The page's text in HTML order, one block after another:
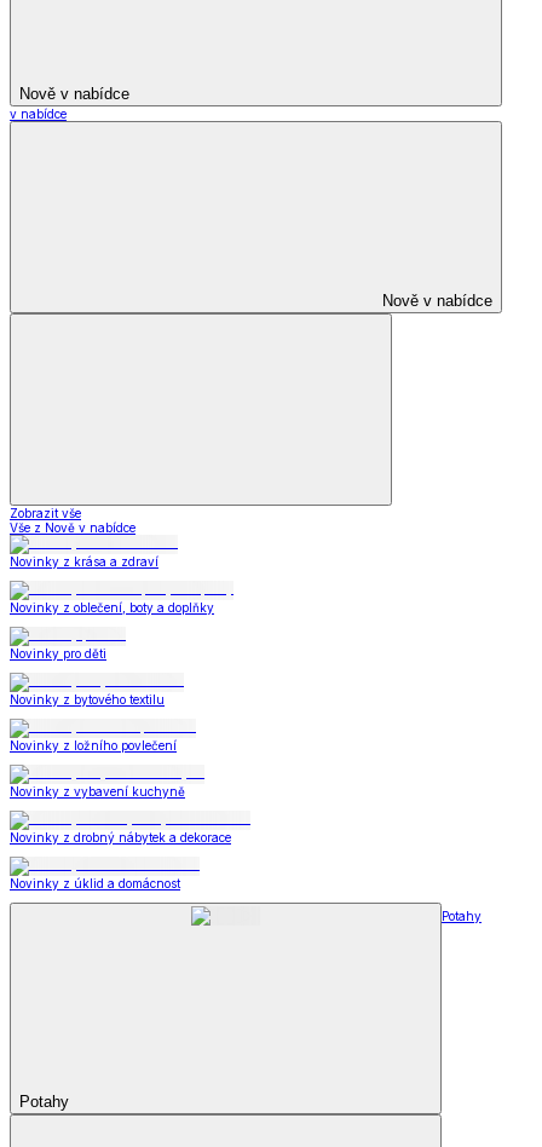
Nově v nabídce
v nabídce
Nově v nabídce
Zobrazit vše
Vše z Nově v nabídce
Novinky z krása a zdraví
Novinky z oblečení, boty a doplňky
Novinky pro děti
Novinky z bytového textilu
Novinky z ložního povlečení
Novinky z vybavení kuchyně
Novinky z drobný nábytek a dekorace
Novinky z úklid a domácnost
Potahy
Potahy